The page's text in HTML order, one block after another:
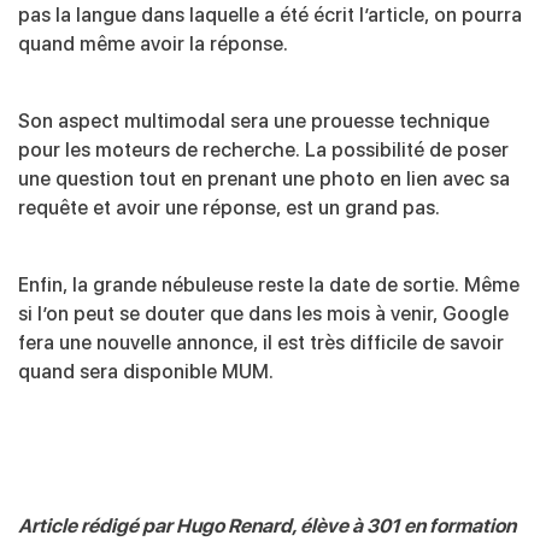
pas la langue dans laquelle a été écrit l’article, on pourra
quand même avoir la réponse.
Son aspect multimodal sera une prouesse technique
pour les moteurs de recherche. La possibilité de poser
une question tout en prenant une photo en lien avec sa
requête et avoir une réponse, est un grand pas.
Enfin, la grande nébuleuse reste la date de sortie. Même
si l’on peut se douter que dans les mois à venir, Google
fera une nouvelle annonce, il est très difficile de savoir
quand sera disponible MUM.
Article rédigé par Hugo Renard, élève à 301 en formation